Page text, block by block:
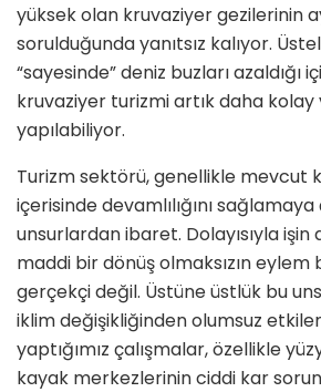
yüksek olan kruvaziyer gezilerinin
sorulduğunda yanıtsız kalıyor.
“sayesinde” deniz buz­ları azaldığı
kruvaziyer turizmi artık daha kolay
yapılabiliyor.
Turizm sektörü, genellikle mevcut
içerisinde devamlılığını
unsurlardan ibaret. Dolayısıyla işin
maddi bir dönüş olmaksızın
gerçekçi değil. Üstüne üst­lük bu
iklim değişik­liğinden olumsuz
yaptığımız çalışmalar, özellikle
kayak merkezlerinin ciddi kar